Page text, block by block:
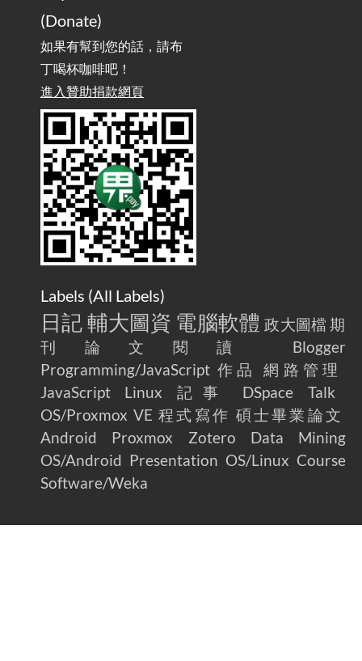
(Donate)
如果有幫到您的話，請布
丁喝杯咖啡吧！
進入贊助捐款網頁
Labels (All Labels)
日記 輔大圖資 電腦軟體 政大圖檔 期
刊論文閱讀
Blogger
Programming/JavaScript 作品
網路管理
JavaScript
Linux 記事 DSpace
Talk
OS/Proxmox VE 程式寫作 碩士畢業論文
Android
Proxmox Zotero
Data Mining
OS/Android Presentation OS/Linux Course
Software/Weka